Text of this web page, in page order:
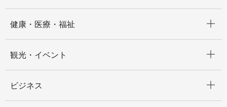
健康・医療・福祉
観光・イベント
ビジネス